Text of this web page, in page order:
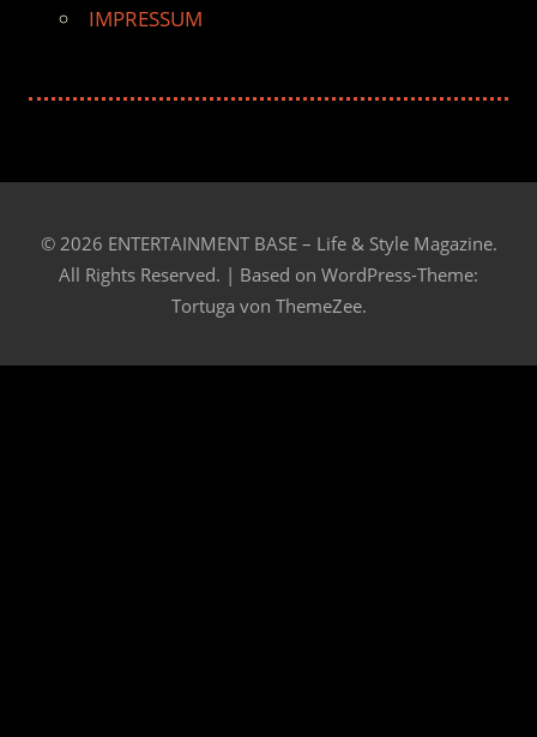
IMPRESSUM
© 2026 ENTERTAINMENT BASE – Life & Style Magazine.
All Rights Reserved. | Based on WordPress-Theme:
Tortuga von ThemeZee.